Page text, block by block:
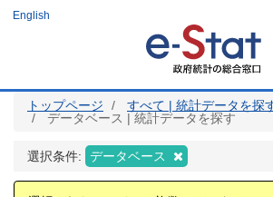
ツ
English
トップページ
すべて | 統計データを探
データベース | 統計データを探す
選択条件: データベース